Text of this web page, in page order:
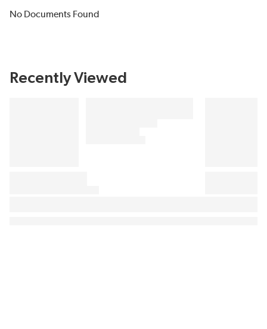
No Documents Found
Recently Viewed